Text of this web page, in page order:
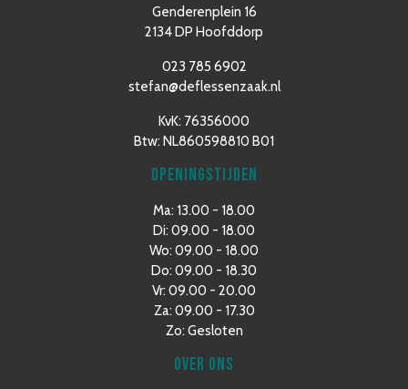
Genderenplein 16
2134 DP Hoofddorp
023 785 6902
stefan@deflessenzaak.nl
KvK: 76356000
Btw: NL860598810 B01
OPENINGSTIJDEN
Ma: 13.00 - 18.00
Di: 09.00 - 18.00
Wo: 09.00 - 18.00
Do: 09.00 - 18.30
Vr: 09.00 - 20.00
Za: 09.00 - 17.30
Zo: Gesloten
OVER ONS